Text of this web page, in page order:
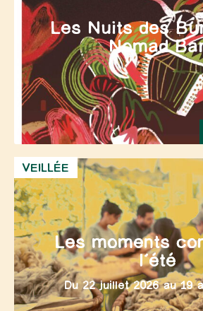
Les Nuits des
Nomad
Les moments
l’été
Du 22 juillet 2026 au 19
VEILLÉE